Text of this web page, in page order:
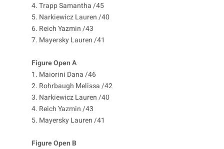
4. Trapp Samantha /45
5. Narkiewicz Lauren /40
6. Reich Yazmin /43
7. Mayersky Lauren /41
Figure Open A
1. Maiorini Dana /46
2. Rohrbaugh Melissa /42
3. Narkiewicz Lauren /40
4. Reich Yazmin /43
5. Mayersky Lauren /41
Figure Open B